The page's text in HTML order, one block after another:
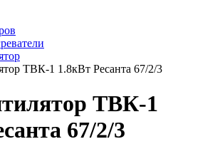
ТВК-1 1.8кВт Ресанта 67/2/3
ТВК-1
67/2/3